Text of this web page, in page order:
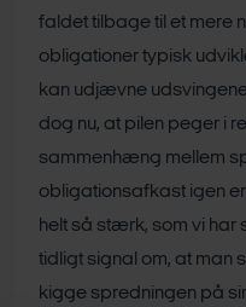
faldet tilbage til et mere
obligationer typisk
kan udjævne
dog nu, at pilen peger i
sammenhæng mellem
obligationsafkast igen
helt så stærk, som vi har
tidligt signal om, at man
kigge spredningen på